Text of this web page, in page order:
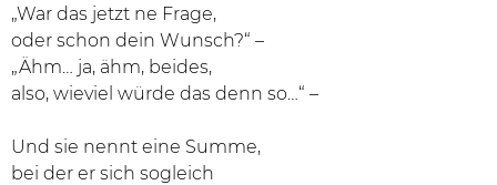
„War das jetzt ne Frage,
oder schon dein Wunsch?“ –
„Ähm… ja, ähm, beides,
also, wieviel würde das denn so…“ –
Und sie nennt eine Summe,
bei der er sich sogleich